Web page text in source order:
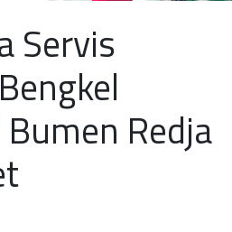
Servis
Redja